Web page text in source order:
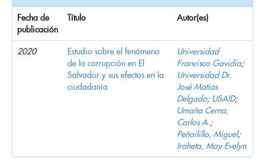
Fecha de
publicación
Título Autor(es)
2020
Estudio sobre el fenómeno
de la corrupción en El
Salvador y sus efectos en la
ciudadanía
Universidad
Francisco Gavidia;
Universidad Dr.
José Matías
Delgado; USAID;
Umaña Cerna,
Carlos A.;
Peñailillo, Miguel;
Iraheta, May Evelyn